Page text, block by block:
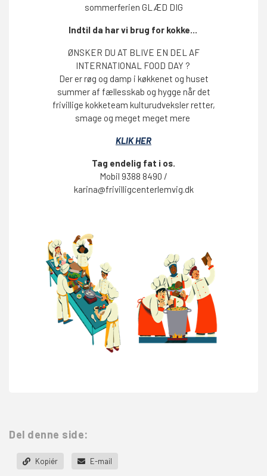
sommerferien GLÆD DIG
Indtil da har vi brug for kokke...
ØNSKER DU AT BLIVE EN DEL AF
INTERNATIONAL FOOD DAY ?
Der er røg og damp i køkkenet og huset
summer af fællesskab og hygge når det
frivillige kokketeam kulturudveksler retter,
smage og meget meget mere
KLIK HER
Tag endelig fat i os.
Mobil 9388 8490 /
karina@frivilligcenterlemvig.dk
Del denne side:
Kopiér E-mail